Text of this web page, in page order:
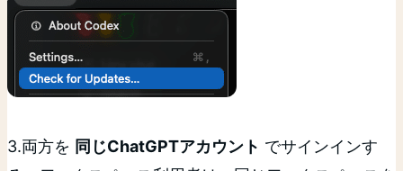
3.両方を 同じChatGPTアカウント でサインインす